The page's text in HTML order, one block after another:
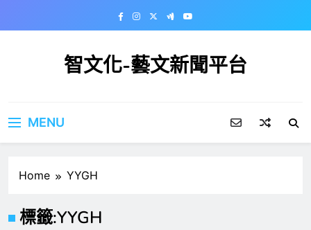
智文化-藝文新聞平台
MENU
Home YYGH
標籤:YYGH